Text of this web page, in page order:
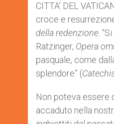
CITTA’ DEL
croce e
della redenzione .
Ratzinger, Opera
pasquale, come
splendore” (
Non poteva essere
accaduto nella